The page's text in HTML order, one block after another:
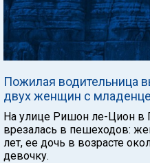
Пожилая водительница
двух женщин с
На улице Ришон ле-Цион в
врезалась в пешеходов:
лет, ее дочь в возрасте
девочку.